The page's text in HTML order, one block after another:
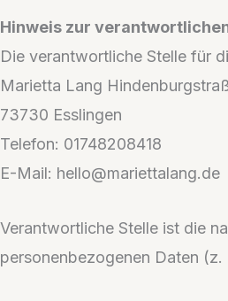
Hinweis zur
Die verantwortliche Stelle für
Marietta Lang
73730 Esslingen
Telefon: 01748208418
E-Mail: hello@mariettalang.de
Verantwortliche Stelle ist die
personenbezogenen Daten